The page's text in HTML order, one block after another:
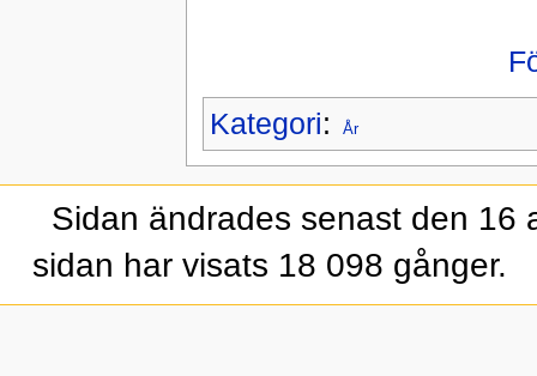
Kategori: År
Sidan ändrades senast den 16
sidan har visats 18 098 gånger.